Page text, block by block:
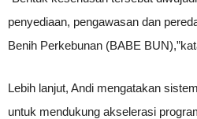
penyediaan, pengawasan dan
Benih Perkebunan (BABE
Lebih lanjut, Andi mengatakan
untuk mendukung akselerasi